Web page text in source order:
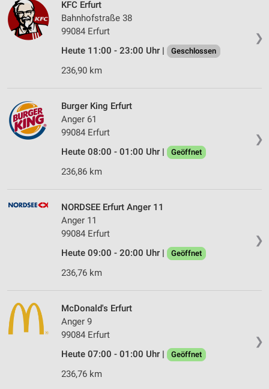
❯
KFC Erfurt
Bahnhofstraße 38
99084 Erfurt
Heute 11:00 - 23:00 Uhr |
Geschlossen
236,90 km
❯
Burger King Erfurt
Anger 61
99084 Erfurt
Heute 08:00 - 01:00 Uhr |
Geöffnet
236,86 km
❯
NORDSEE Erfurt Anger 11
Anger 11
99084 Erfurt
Heute 09:00 - 20:00 Uhr |
Geöffnet
236,76 km
❯
McDonald's Erfurt
Anger 9
99084 Erfurt
Heute 07:00 - 01:00 Uhr |
Geöffnet
236,76 km